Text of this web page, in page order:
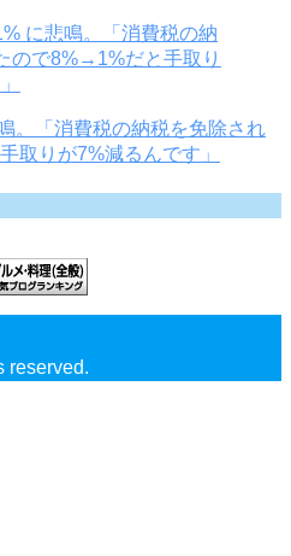
。「消費税の納税を免除され
取りが7%減るんです」
reserved.